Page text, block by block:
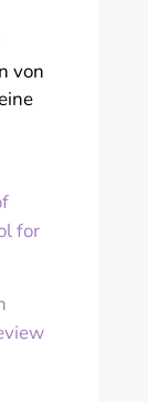
von
for